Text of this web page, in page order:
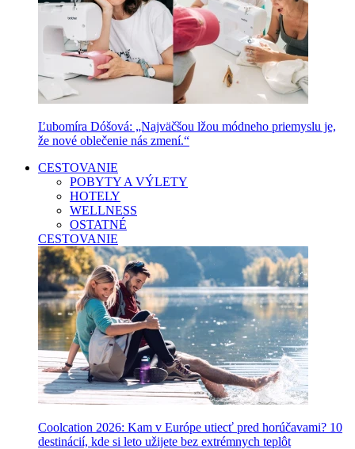
Ľubomíra Dóšová: „Najväčšou lžou módneho priemyslu je,
že nové oblečenie nás zmení.“
CESTOVANIE
POBYTY A VÝLETY
HOTELY
WELLNESS
OSTATNÉ
CESTOVANIE
Coolcation 2026: Kam v Európe utiecť pred horúčavami? 10
destinácií, kde si leto užijete bez extrémnych teplôt